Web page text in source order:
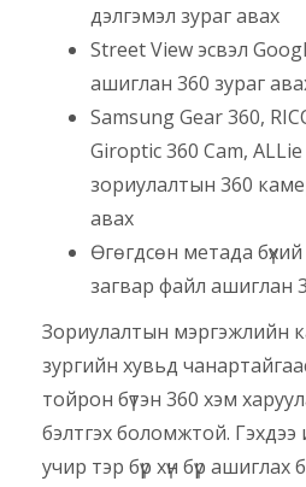
дэлгэмэл зураг авах
Street View эсвэл
ашиглан 360 зураг
Samsung Gear 360,
Giroptic 360 Cam,
зориулалтын 360
авах
Өгөгдсөн метада
загвар файл ашиглан
Зориулалтын мэргэжлийн
зургийн хувьд
тойрон бүтэн 360 хэм
бэлтгэх боломжтой. Гэхдээ
учир тэр бүр хүн бүр ашиглах